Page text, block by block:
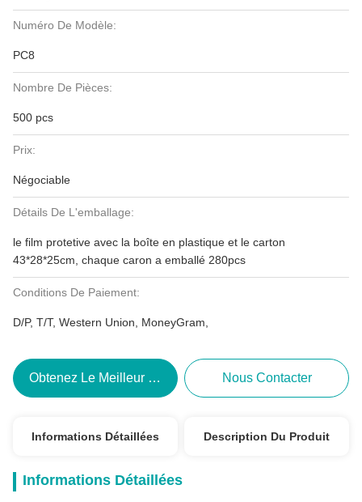
Numéro De Modèle:
PC8
Nombre De Pièces:
500 pcs
Prix:
Négociable
Détails De L'emballage:
le film protetive avec la boîte en plastique et le carton
43*28*25cm, chaque caron a emballé 280pcs
Conditions De Paiement:
D/P, T/T, Western Union, MoneyGram,
Obtenez Le Meilleur Prix Nous Contacter
Informations Détaillées Description Du Produit
Informations Détaillées